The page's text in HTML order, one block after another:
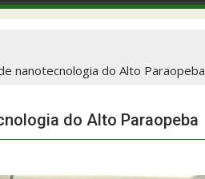
nanotecnologia do Alto Paraopeba
do Alto Paraopeba